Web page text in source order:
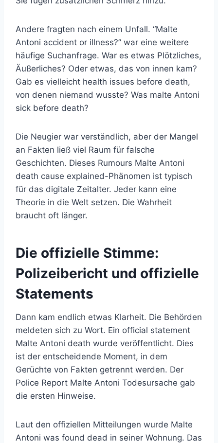
Andere fragten nach einem Unfall. “Malte
Antoni accident or illness?” war eine weitere
häufige Suchanfrage. War es etwas Plötzliches,
Äußerliches? Oder etwas, das von innen kam?
Gab es vielleicht health issues before death,
von denen niemand wusste? Was malte Antoni
sick before death?
Die Neugier war verständlich, aber der Mangel
an Fakten ließ viel Raum für falsche
Geschichten. Dieses Rumours Malte Antoni
death cause explained-Phänomen ist typisch
für das digitale Zeitalter. Jeder kann eine
Theorie in die Welt setzen. Die Wahrheit
braucht oft länger.
Die offizielle Stimme:
Polizeibericht und offizielle
Statements
Dann kam endlich etwas Klarheit. Die Behörden
meldeten sich zu Wort. Ein official statement
Malte Antoni death wurde veröffentlicht. Dies
ist der entscheidende Moment, in dem
Gerüchte von Fakten getrennt werden. Der
Police Report Malte Antoni Todesursache gab
die ersten Hinweise.
Laut den offiziellen Mitteilungen wurde Malte
Antoni was found dead in seiner Wohnung. Das